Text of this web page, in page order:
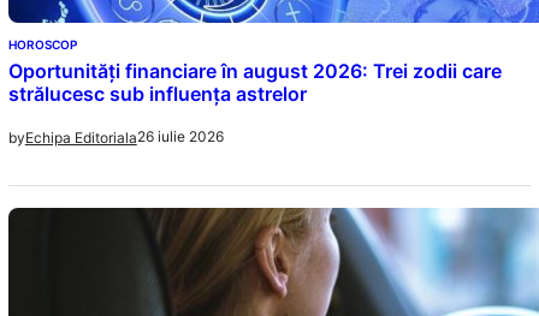
HOROSCOP
Oportunități financiare în august 2026: Trei zodii care
strălucesc sub influența astrelor
byEchipa Editoriala26 iulie 2026